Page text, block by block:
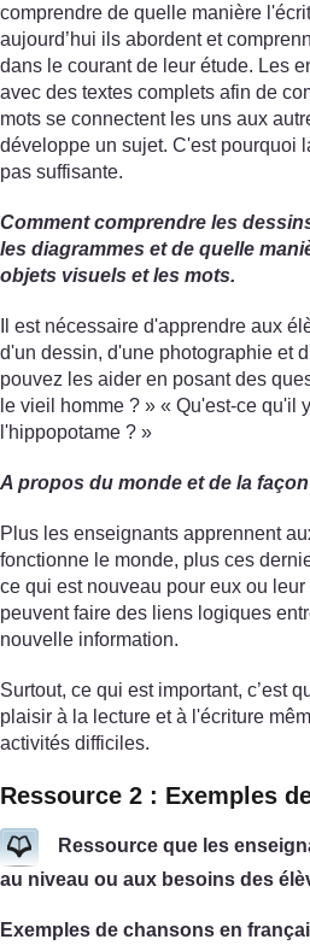
comprendre de quelle manière
aujourd’hui ils abordent et
dans le courant de leur étude. Les
avec des textes complets afin de
mots se connectent les uns aux
développe un sujet. C'est pourquoi
pas suffisante.
Comment comprendre les
les diagrammes et de quelle
objets visuels et les mots.
Il est nécessaire d'apprendre aux
d'un dessin, d'une photographie et
pouvez les aider en posant des
le vieil homme ? » « Qu'est-ce qu'il
l'hippopotame ? »
A propos du monde et de la
Plus les enseignants apprennent
fonctionne le monde, plus ces
ce qui est nouveau pour eux ou
peuvent faire des liens logiques
nouvelle information.
Surtout, ce qui est important, c’est
plaisir à la lecture et à l'écriture
activités difficiles.
Ressource 2 : Exemples
Ressource que les
au niveau ou aux besoins des
Exemples de chansons en